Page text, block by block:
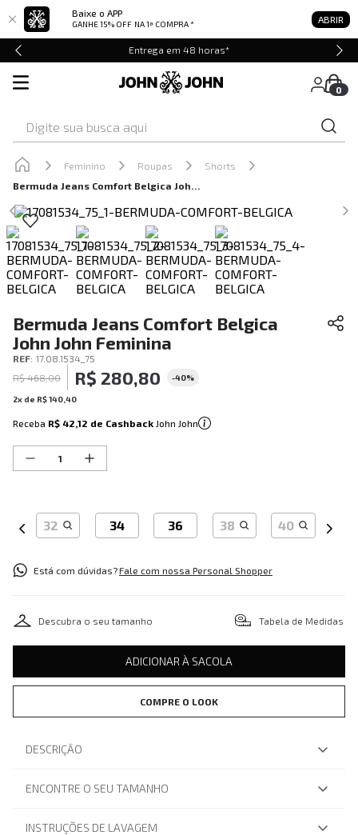
Baixe o APP
GANHE 15% OFF NA 1ª COMPRA * ABRIR
Entrega em 48 horas*
0
Feminino Roupas
Shorts
Bermuda Jeans Comfort Belgica John John Feminina
Bermuda Jeans Comfort Belgica
John John Feminina
REF: 17.08.1534_75
R$ 468,00 R$ 280,80 -40%
2x de R$140 40
Receba R$ 42,12 de Cashback John John
32 34 36 38 40
Está com dúvidas?Fale com nossa Personal Shopper
Descubra o seu tamanho Tabela de Medidas
ADICIONAR À SACOLA
COMPRE O LOOK
DESCRIÇÃO
ENCONTRE O SEU TAMANHO
INSTRUÇÕES DE LAVAGEM